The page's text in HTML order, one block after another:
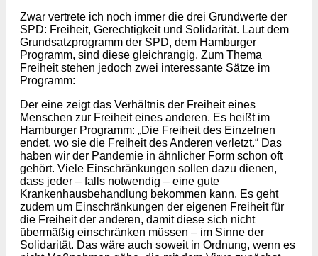
Zwar vertrete ich noch immer die drei Grundwerte der
SPD: Freiheit, Gerechtigkeit und Solidarität. Laut dem
Grundsatzprogramm der SPD, dem Hamburger
Programm, sind diese gleichrangig. Zum Thema
Freiheit stehen jedoch zwei interessante Sätze im
Programm:
Der eine zeigt das Verhältnis der Freiheit eines
Menschen zur Freiheit eines anderen. Es heißt im
Hamburger Programm: „Die Freiheit des Einzelnen
endet, wo sie die Freiheit des Anderen verletzt.“ Das
haben wir der Pandemie in ähnlicher Form schon oft
gehört. Viele Einschränkungen sollen dazu dienen,
dass jeder – falls notwendig – eine gute
Krankenhausbehandlung bekommen kann. Es geht
zudem um Einschränkungen der eigenen Freiheit für
die Freiheit der anderen, damit diese sich nicht
übermäßig einschränken müssen – im Sinne der
Solidarität. Das wäre auch soweit in Ordnung, wenn es